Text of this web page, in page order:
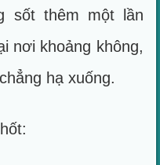
sốt thêm một lần
nơi khoảng không,
hạ xuống.